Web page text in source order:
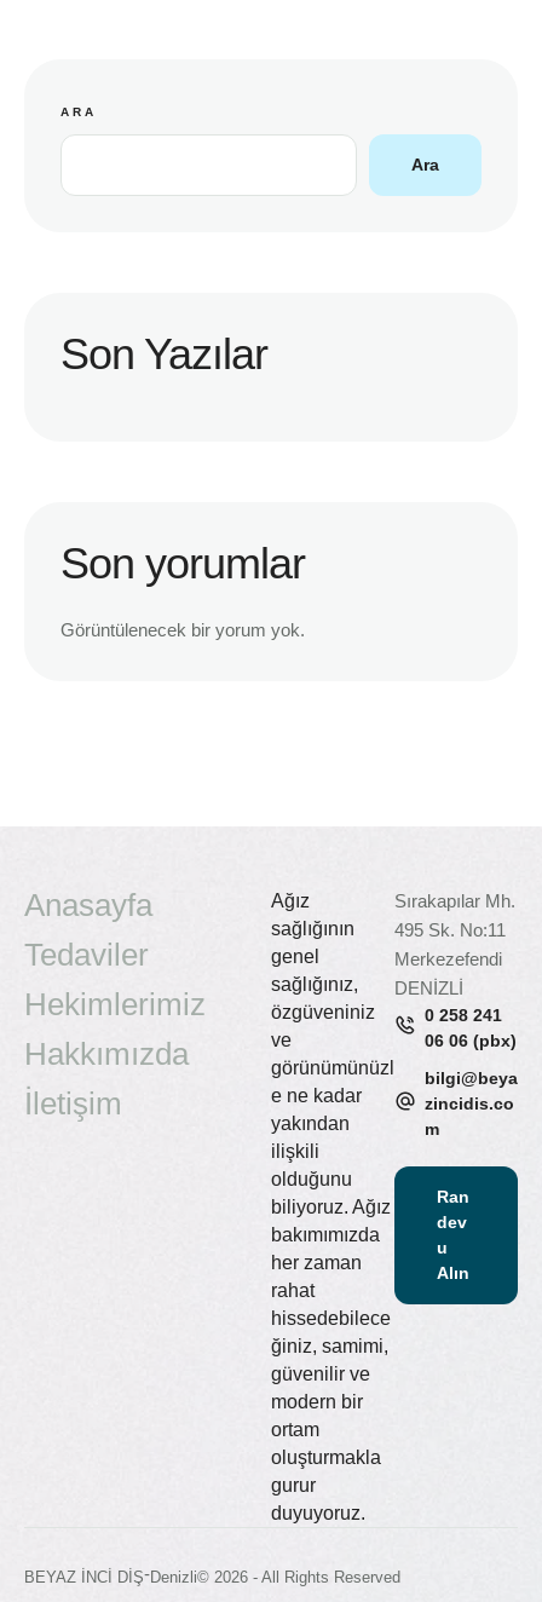
ARA
Ara
Son Yazılar
Son yorumlar
Görüntülenecek bir yorum yok.
Anasayfa
Tedaviler
Hekimlerimiz
Hakkımızda
İletişim
Ağız
sağlığının
genel
sağlığınız,
özgüveniniz
ve
görünümünüzl
e ne kadar
yakından
ilişkili
olduğunu
biliyoruz. Ağız
bakımımızda
her zaman
rahat
hissedebilece
ğiniz, samimi,
güvenilir ve
modern bir
ortam
oluşturmakla
gurur
duyuyoruz.
Sırakapılar Mh.
495 Sk. No:11
Merkezefendi
DENİZLİ
0 258 241
06 06 (pbx)
bilgi@beya
zincidis.co
m
Ran
dev
u
Alın
BEYAZ İNCİ DİŞ-Denizli© 2026 - All Rights Reserved